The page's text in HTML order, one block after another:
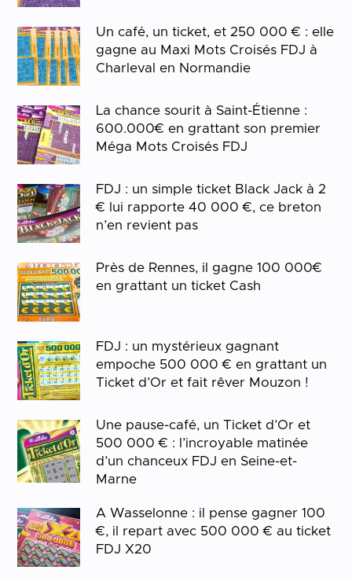
Un café, un ticket, et 250 000 € : elle
gagne au Maxi Mots Croisés FDJ à
Charleval en Normandie
La chance sourit à Saint-Étienne :
600.000€ en grattant son premier
Méga Mots Croisés FDJ
FDJ : un simple ticket Black Jack à 2
€ lui rapporte 40 000 €, ce breton
n’en revient pas
Près de Rennes, il gagne 100 000€
en grattant un ticket Cash
FDJ : un mystérieux gagnant
empoche 500 000 € en grattant un
Ticket d’Or et fait rêver Mouzon !
Une pause-café, un Ticket d’Or et
500 000 € : l’incroyable matinée
d’un chanceux FDJ en Seine-et-
Marne
A Wasselonne : il pense gagner 100
€, il repart avec 500 000 € au ticket
FDJ X20